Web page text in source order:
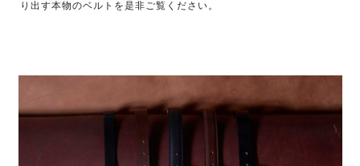
り出す本物のベルトを是非ご覧ください。